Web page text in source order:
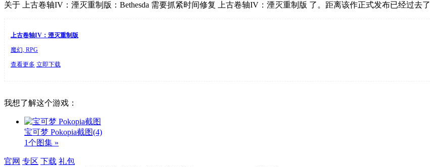
关于 上古卷轴IV：湮灭重制版：Bethesda 需要抓紧时间修复 上古卷轴IV：湮灭重制版 了。距离该作正式发布已经过去
上古卷轴IV：湮灭重制版
魔幻, RPG
查看更多 立即下载
我想了解这个游戏：
宝可梦 Pokopia截图(4)
1个图集 »
官网 专区 下载 礼包